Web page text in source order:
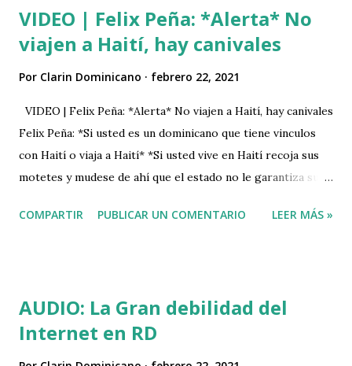
VIDEO | Felix Peña: *Alerta* No
viajen a Haití, hay canivales
Por Clarin Dominicano febrero 22, 2021
VIDEO | Felix Peña: *Alerta* No viajen a Haití, hay canivales
Felix Peña: *Si usted es un dominicano que tiene vinculos
con Haití o viaja a Haití* *Si usted vive en Haití recoja sus
motetes y mudese de ahí que el estado no le garantiza su
responsabilidad*. *El gobierno dominicano debe emitir un
COMPARTIR PUBLICAR UN COMENTARIO LEER MÁS »
AUDIO: La Gran debilidad del
Internet en RD